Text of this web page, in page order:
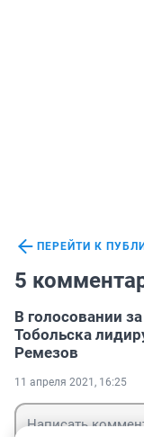
ПЕРЕЙТИ К
5
В голосовании
Тобольска
Ремезов
11 апреля 2021, 16:25